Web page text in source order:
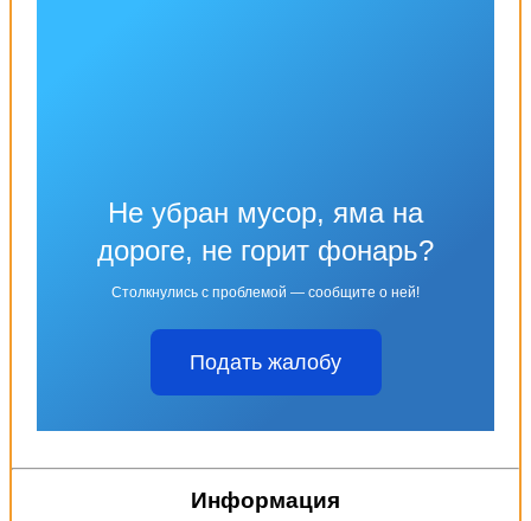
Не убран мусор, яма на
дороге, не горит фонарь?
Столкнулись с проблемой — сообщите о ней!
Подать жалобу
Информация